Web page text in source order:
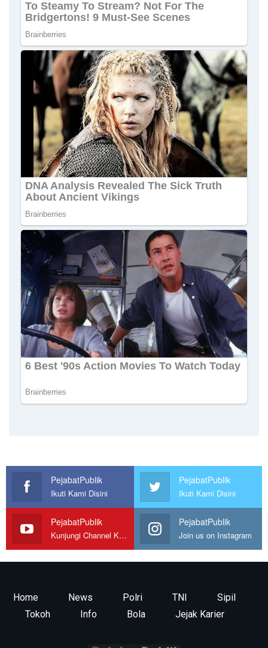
PejabatPublik
Ikuti Kami Disini
PejabatPublik
Ikuti Kami Disini
PejabatPublik
Kunjungi Channel Kami
PejabatPublik
Join us on Instagram
Home News Polri TNI
Sipil
Tokoh
Info Bola Jejak Karier